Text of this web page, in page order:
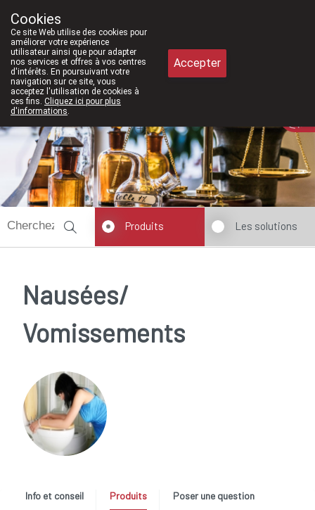
Aujourd'hui A présent
Produits Les solutions
Nausées/
Vomissements
Info et conseil Produits Poser une question
Cookies
Ce site Web utilise des cookies pour
améliorer votre expérience
utilisateur ainsi que pour adapter
nos services et offres à vos centres
d'intérêts. En poursuivant votre
navigation sur ce site, vous
acceptez l'utilisation de cookies à
ces fins. Cliquez ici pour plus
d'informations.
Accepter